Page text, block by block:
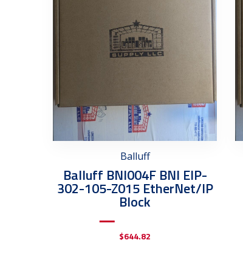
Balluff
Balluff BNI004F BNI EIP-
302-105-Z015 EtherNet/IP
Block
$644.82